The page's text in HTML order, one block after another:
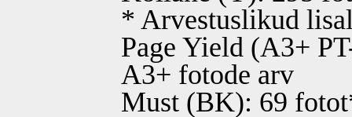
* Arvestuslikud
Page Yield (A3+
A3+ fotode arv
Must (BK): 69